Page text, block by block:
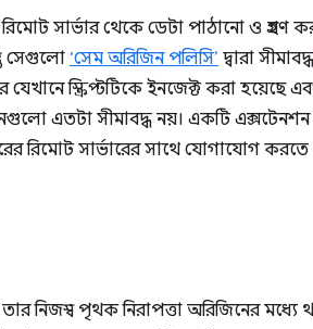
সার্ভার থেকে ডেটা পাঠানো ও গ্রহণ
সেগুলো ‘সেম অরিজিন পলিসি’ দ্বারা
স্ক্রিপ্টটিকে ইনজেক্ট করা হয়েছে
এতটা সীমাবদ্ধ নয়। একটি এক্সটেনশন
রিমোট সার্ভারের সাথে যোগাযোগ
নিজস্ব পৃথক নিরাপত্তা অরিজিনের